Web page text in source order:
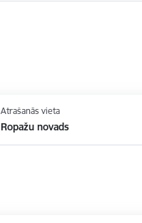
Atrašanās vieta
Ropažu novads